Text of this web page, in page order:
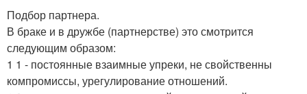
Подбор партнера.
В браке и в дружбе (партнерстве) это смотрится
следующим образом:
1 1 - постоянные взаимные упреки, не свойственны
компромиссы, урегулирование отношений.